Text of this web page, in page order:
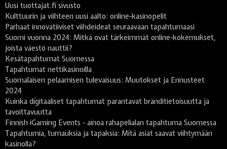
Uusi tuottajat.fi sivusto
Kulttuurin ja viihteen uusi aalto: online-kasinopelit
Parhaat innovatiiviset viihdeideat seuraavaan tapahtumaasi
Suomi vuonna 2024: Mitkä ovat tärkeimmät online-kokemukset,
joista väestö nauttii?
Kesätapahtumat Suomessa
Tapahtumat nettikasinoilla
Suomalaisen pelaamisen tulevaisuus: Muutokset ja Ennusteet
2024
Kuinka digitaaliset tapahtumat parantavat bränditietoisuutta ja
tavoittavuutta
Finnish iGaming Events - ainoa rahapelialan tapahtuma Suomessa
Tapahtumia, turnauksia ja tapaksia: Mitä asiat saavat viihtymään
kasinolla?